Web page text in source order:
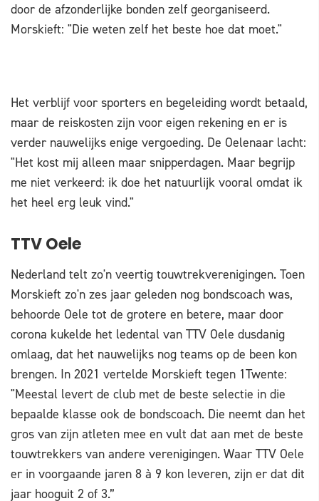
door de afzonderlijke bonden zelf georganiseerd.
Morskieft: "Die weten zelf het beste hoe dat moet."
Het verblijf voor sporters en begeleiding wordt betaald,
maar de reiskosten zijn voor eigen rekening en er is
verder nauwelijks enige vergoeding. De Oelenaar lacht:
"Het kost mij alleen maar snipperdagen. Maar begrijp
me niet verkeerd: ik doe het natuurlijk vooral omdat ik
het heel erg leuk vind."
TTV Oele
Nederland telt zo'n veertig touwtrekverenigingen. Toen
Morskieft zo'n zes jaar geleden nog bondscoach was,
behoorde Oele tot de grotere en betere, maar door
corona kukelde het ledental van TTV Oele dusdanig
omlaag, dat het nauwelijks nog teams op de been kon
brengen. In 2021 vertelde Morskieft tegen 1Twente:
"Meestal levert de club met de beste selectie in die
bepaalde klasse ook de bondscoach. Die neemt dan het
gros van zijn atleten mee en vult dat aan met de beste
touwtrekkers van andere verenigingen. Waar TTV Oele
er in voorgaande jaren 8 à 9 kon leveren, zijn er dat dit
jaar hooguit 2 of 3.”